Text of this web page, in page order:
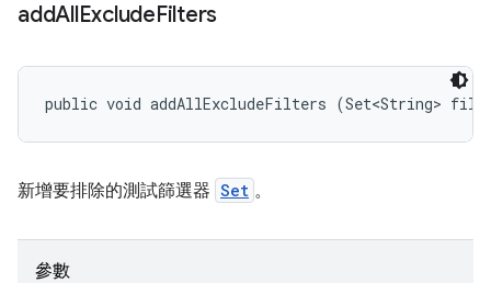
addAllExcludeFilters
public void addAllExcludeFilters (Set<String>
新增要排除的測試篩選器 Set 。
參數